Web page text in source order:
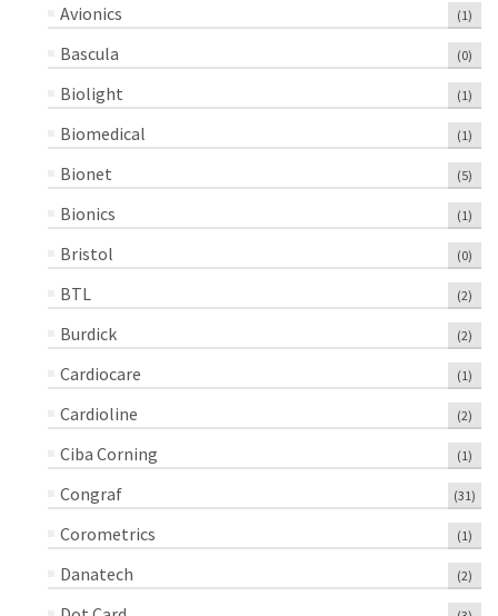
Avionics (1)
Bascula (0)
Biolight (1)
Biomedical (1)
Bionet (5)
Bionics (1)
Bristol (0)
BTL (2)
Burdick (2)
Cardiocare (1)
Cardioline (2)
Ciba Corning (1)
Congraf (31)
Corometrics (1)
Danatech (2)